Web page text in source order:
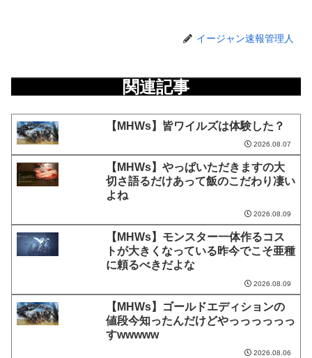
イージャン速報管理人
関連記事
【MHWs】皆ワイルズは体験した？
2026.08.07
【MHWs】やっぱいただきますの大
切さ語るだけあって飯のこだわり凄い
よね
2026.08.09
【MHWs】モンスター一体作るコス
トが大きくなっている昨今でこそ亜種
に頼るべきだよな
2026.08.09
【MHWs】ゴールドエディションの
値段今知ったんだけどやっっっっっっ
すwwwww
2026.08.06